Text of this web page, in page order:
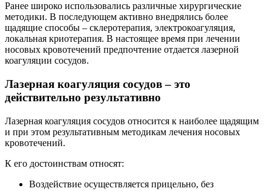
Ранее широко использовались различные хирургические
методики. В последующем активно внедрялись более
щадящие способы – склеротерапия, электрокоагуляция,
локальная криотерапия. В настоящее время при лечении
носовых кровотечений предпочтение отдается лазерной
коагуляции сосудов.
Лазерная коагуляция сосудов – это
действительно результативно
Лазерная коагуляция сосудов относится к наиболее щадящим
и при этом результативным методикам лечения носовых
кровотечений.
К его достоинствам относят:
Воздействие осуществляется прицельно, без